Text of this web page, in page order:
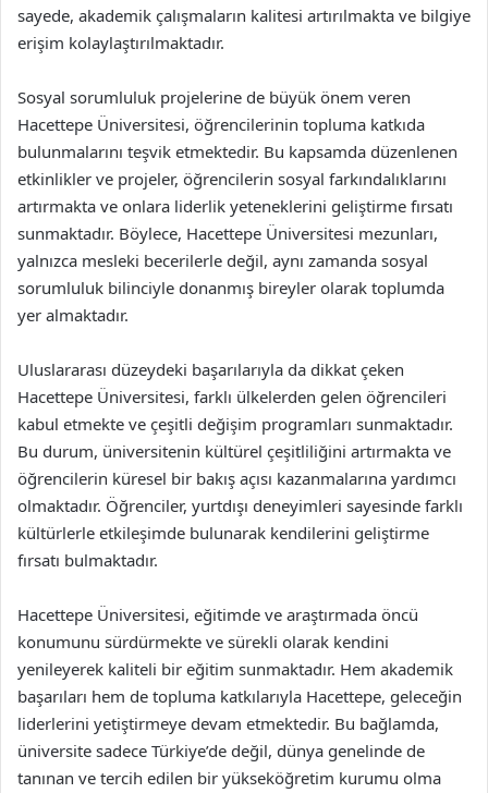
sayede, akademik çalışmaların kalitesi artırılmakta ve bilgiye
erişim kolaylaştırılmaktadır.
Sosyal sorumluluk projelerine de büyük önem veren
Hacettepe Üniversitesi, öğrencilerinin topluma katkıda
bulunmalarını teşvik etmektedir. Bu kapsamda düzenlenen
etkinlikler ve projeler, öğrencilerin sosyal farkındalıklarını
artırmakta ve onlara liderlik yeteneklerini geliştirme fırsatı
sunmaktadır. Böylece, Hacettepe Üniversitesi mezunları,
yalnızca mesleki becerilerle değil, aynı zamanda sosyal
sorumluluk bilinciyle donanmış bireyler olarak toplumda
yer almaktadır.
Uluslararası düzeydeki başarılarıyla da dikkat çeken
Hacettepe Üniversitesi, farklı ülkelerden gelen öğrencileri
kabul etmekte ve çeşitli değişim programları sunmaktadır.
Bu durum, üniversitenin kültürel çeşitliliğini artırmakta ve
öğrencilerin küresel bir bakış açısı kazanmalarına yardımcı
olmaktadır. Öğrenciler, yurtdışı deneyimleri sayesinde farklı
kültürlerle etkileşimde bulunarak kendilerini geliştirme
fırsatı bulmaktadır.
Hacettepe Üniversitesi, eğitimde ve araştırmada öncü
konumunu sürdürmekte ve sürekli olarak kendini
yenileyerek kaliteli bir eğitim sunmaktadır. Hem akademik
başarıları hem de topluma katkılarıyla Hacettepe, geleceğin
liderlerini yetiştirmeye devam etmektedir. Bu bağlamda,
üniversite sadece Türkiye’de değil, dünya genelinde de
tanınan ve tercih edilen bir yükseköğretim kurumu olma